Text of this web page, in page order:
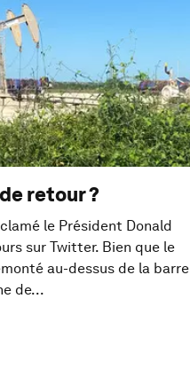
retour ?
le Président Donald
sur Twitter. Bien que le
au-dessus de la barre
de...